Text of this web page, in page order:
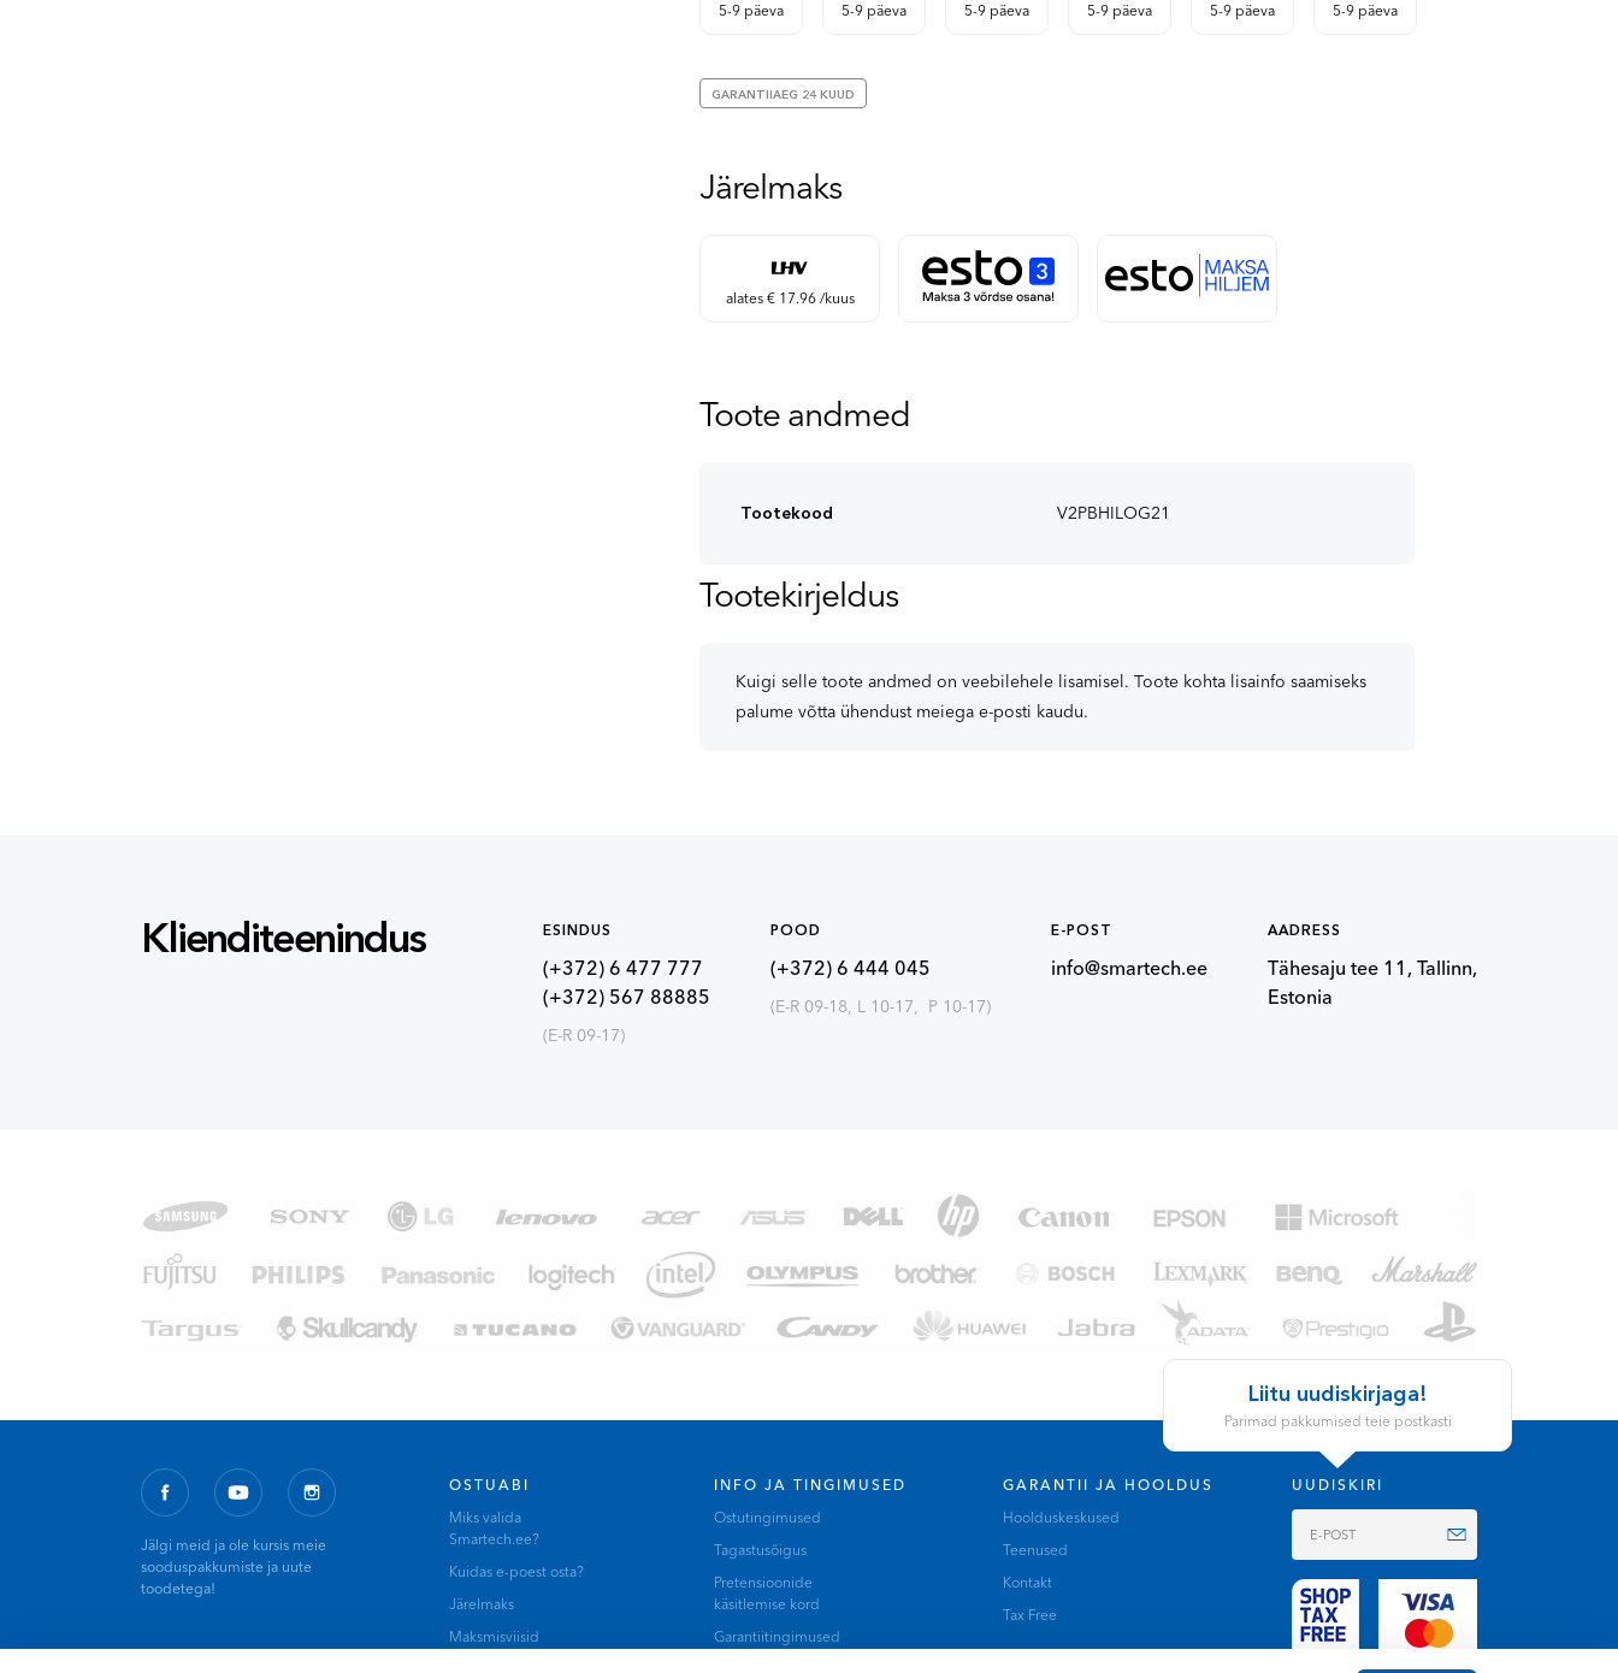
5-9 päeva 5-9 päeva 5-9 päeva 5-9 päeva 5-9 päeva 5-9 päeva
GARANTIIAEG 24 KUUD
Järelmaks
alates € 17.96 /kuus
Toote andmed
Tootekood V2PBHILOG21
Tootekirjeldus
Kuigi selle toote andmed on veebilehele lisamisel. Toote kohta lisainfo saamiseks
palume võtta ühendust meiega e-posti kaudu.
Klienditeenindus AADRESS
Tähesaju tee 11, Tallinn,
Estonia
E-POST
info@smartech.ee
POOD
(+372) 6 444 045
(E-R 09-18, L 10-17, P 10-17)
ESINDUS
(+372) 6 477 777
(+372) 567 88885
(E-R 09-17)
Jälgi meid ja ole kursis meie
sooduspakkumiste ja uute
toodetega!
OSTUABI
Miks valida
Smartech.ee?
Kuidas e-poest osta?
Järelmaks
Maksmisviisid
INFO JA TINGIMUSED
Ostutingimused
Tagastusõigus
Pretensioonide
käsitlemise kord
Garantiitingimused
GARANTII JA HOOLDUS
Hoolduskeskused
Teenused
Kontakt
Tax Free
UUDISKIRI
Liitu uudiskirjaga!
Parimad pakkumised teie postkasti